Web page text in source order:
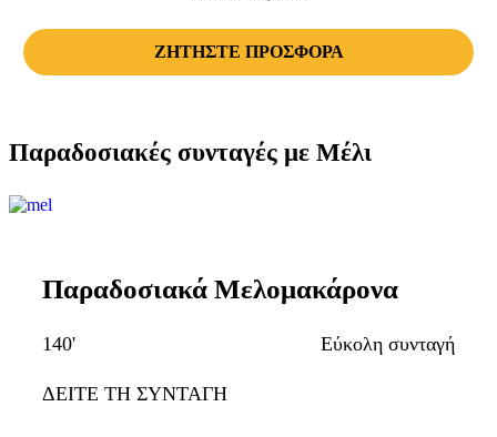
ΖΗΤΗΣΤΕ ΠΡΟΣΦΟΡΑ
Παραδοσιακές συνταγές με Μέλι
Παραδοσιακά Μελομακάρονα
140' Εύκολη συνταγή
ΔΕΙΤΕ ΤΗ ΣΥΝΤΑΓΗ